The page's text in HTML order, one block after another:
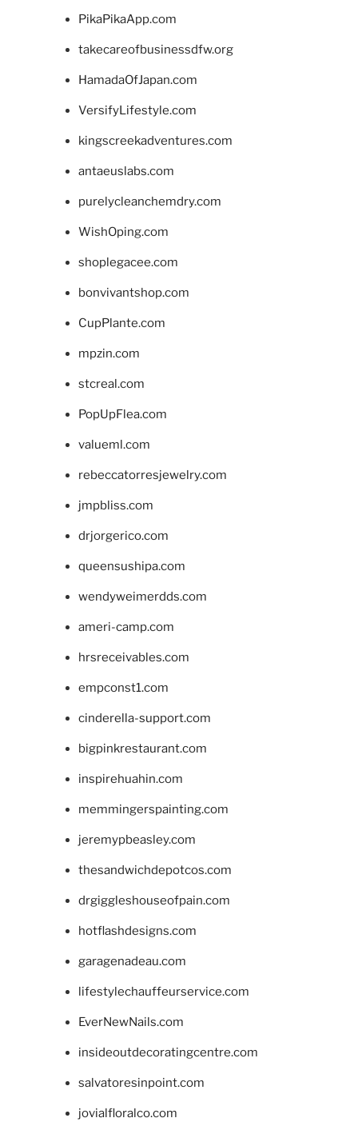
PikaPikaApp.com
takecareofbusinessdfw.org
HamadaOfJapan.com
VersifyLifestyle.com
kingscreekadventures.com
antaeuslabs.com
purelycleanchemdry.com
WishOping.com
shoplegacee.com
bonvivantshop.com
CupPlante.com
mpzin.com
stcreal.com
PopUpFlea.com
valueml.com
rebeccatorresjewelry.com
jmpbliss.com
drjorgerico.com
queensushipa.com
wendyweimerdds.com
ameri-camp.com
hrsreceivables.com
empconst1.com
cinderella-support.com
bigpinkrestaurant.com
inspirehuahin.com
memmingerspainting.com
jeremypbeasley.com
thesandwichdepotcos.com
drgiggleshouseofpain.com
hotflashdesigns.com
garagenadeau.com
lifestylechauffeurservice.com
EverNewNails.com
insideoutdecoratingcentre.com
salvatoresinpoint.com
jovialfloralco.com